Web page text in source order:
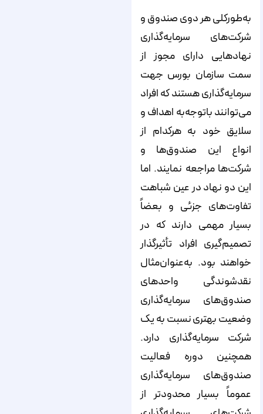
به‌طورکلی هر دوی صندوق و
شرکت‌های سرمایه‌گذاری
نهادهایی دارای مجوز از
سمت سازمان بورس جهت
سرمایه‌گذاری هستند که افراد
می‌توانند باتوجه‌به اهداف و
سلایق خود به هرکدام از
انواع این صندوق‌ها و
شرکت‌ها مراجعه نمایند. اما
این دو نهاد در عین شباهت
تفاوت‌های جزئی و بعضاً
بسیار مهمی دارند که در
تصمیم‌گیری افراد تأثیرگذار
خواهند بود. به‌عنوان‌مثال
نقدشوندگی واحدهای
صندوق‌های سرمایه‌گذاری
وضعیت بهتری نسبت به یک
شرکت سرمایه‌‌‌‌‌‌گذاری دارد.
همچنین دوره فعالیت
صندوق‌های سرمایه‌گذاری
عموماً بسیار محدودتر از